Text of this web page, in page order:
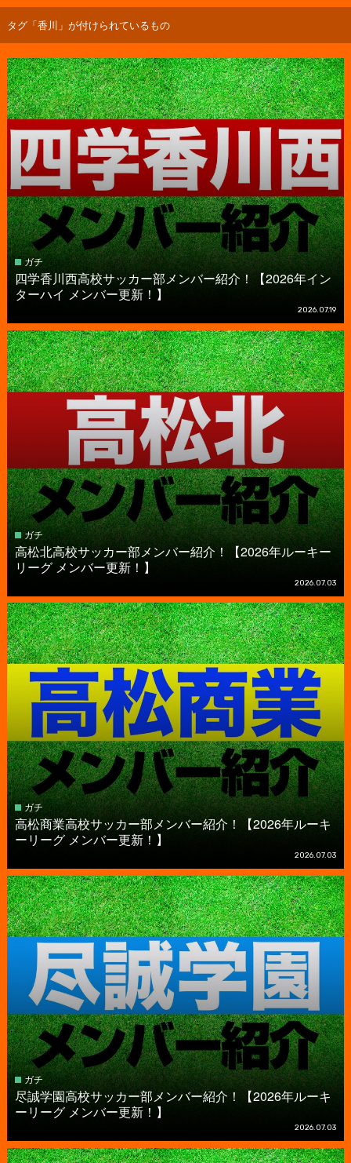
タグ「香川」が付けられているもの
ガチ
四学香川西高校サッカー部メンバー紹介！【2026年イン
ターハイ メンバー更新！】
2026.07.19
ガチ
高松北高校サッカー部メンバー紹介！【2026年ルーキー
リーグ メンバー更新！】
2026.07.03
ガチ
高松商業高校サッカー部メンバー紹介！【2026年ルーキ
ーリーグ メンバー更新！】
2026.07.03
ガチ
尽誠学園高校サッカー部メンバー紹介！【2026年ルーキ
ーリーグ メンバー更新！】
2026.07.03